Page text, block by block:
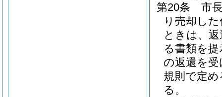
第20条
市
り売却し
ときは、
る書類を
の返還を
規則で定
る。